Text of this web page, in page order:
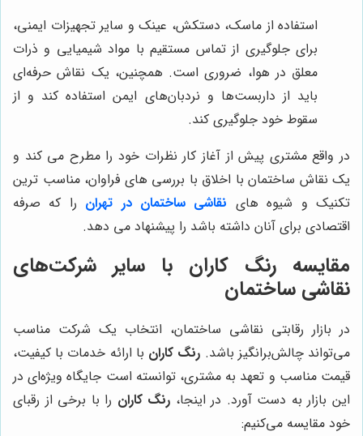
استفاده از ماسک، دستکش، عینک و سایر تجهیزات ایمنی،
برای جلوگیری از تماس مستقیم با مواد شیمیایی و ذرات
معلق در هوا، ضروری است. همچنین، یک نقاش حرفه‌ای
باید از داربست‌ها و نردبان‌های ایمن استفاده کند و از
سقوط خود جلوگیری کند.
در واقع مشتری پیش از آغاز کار نظرات خود را مطرح می کند و
یک نقاش ساختمان با اخلاق با بررسی های فراوان، مناسب ترین
تکنیک و شیوه های نقاشی ساختمان در تهران را که صرفه
اقتصادی برای آنان داشته باشد را پیشنهاد می دهد.
مقایسه رنگ کاران با سایر شرکت‌های
نقاشی ساختمان
در بازار رقابتی نقاشی ساختمان، انتخاب یک شرکت مناسب
می‌تواند چالش‌برانگیز باشد. رنگ کاران با ارائه خدمات با کیفیت،
قیمت مناسب و تعهد به مشتری، توانسته است جایگاه ویژه‌ای در
این بازار به دست آورد. در اینجا، رنگ کاران را با برخی از رقبای
خود مقایسه می‌کنیم: